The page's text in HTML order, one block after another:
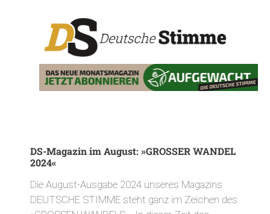
DS-Magazin im August: »GROSSER WANDEL
2024«
Die August-Ausgabe 2024 unseres Magazins
DEUTSCHE STIMME steht ganz im Zeichen des